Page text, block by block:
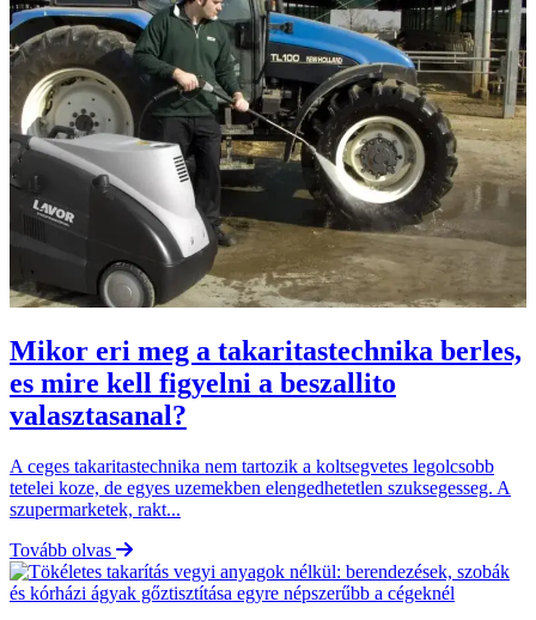
Mikor eri meg a takaritastechnika berles,
es mire kell figyelni a beszallito
valasztasanal?
A ceges takaritastechnika nem tartozik a koltsegvetes legolcsobb
tetelei koze, de egyes uzemekben elengedhetetlen szuksegesseg. A
szupermarketek, rakt...
Tovább olvas